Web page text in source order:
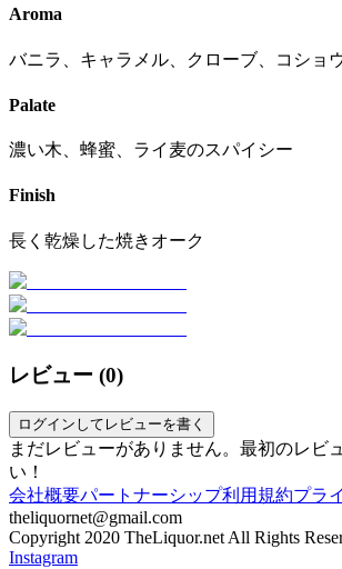
Aroma
バニラ、キャラメル、クローブ、コショ
Palate
濃い木、蜂蜜、ライ麦のスパイシー
Finish
長く乾燥した焼きオーク
レビュー (0)
ログインしてレビューを書く
まだレビューがありません。最初のレビ
い！
会社概要パートナーシップ利用規約プラ
theliquornet@gmail.com
Copyright 2020 TheLiquor.net All Rights
Instagram